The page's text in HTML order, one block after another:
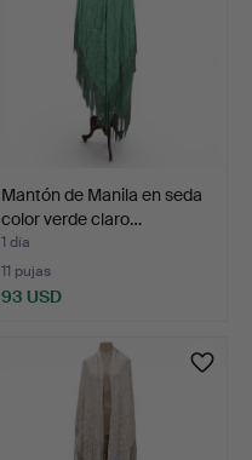
Mantón de Manila en seda
color verde claro…
1 día
11 pujas
93 USD